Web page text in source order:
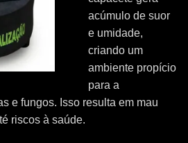
acúmulo de suor
e umidade,
criando um
ambiente propício
para a
e fungos. Isso resulta em mau
riscos à saúde.